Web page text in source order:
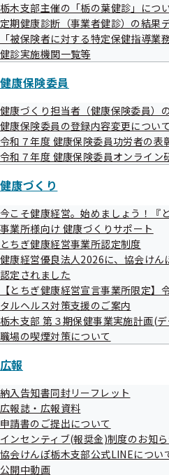
栃木支部主催の「栃の葉健診」につ
定期健康診断（事業者健診）の結果
「被保険者に対する特定保健指導業
健診実施機関一覧等
健康保険委員
健康づくり担当者（健康保険委員）
健康保険委員の登録内容変更について
令和７年度 健康保険委員功労者の表
令和７年度 健康保険委員オンライン
健康づくり
今こそ健康経営。始めましょう！『
事業所様向け 健康づくりサポート
とちぎ健康経営事業所認定制度
健康経営優良法人2026に、協会け
認定されました
【とちぎ健康経営宣言事業所限定
タルヘルス対策支援のご案内
栃木支部 第３期保健事業実施計画(
職場の喫煙対策について
広報
納入告知書同封リーフレット
広報誌・広報資料
申請書のご提出について
インセンティブ(報奨金)制度のお知
協会けんぽ栃木支部公式LINEについ
公開中動画
事案
支部保健指導担当者が特定保健
際、継続支援業務は保健指導委
という。）で行う旨を説明しま
内パンフレット」の記載内容
号）に誤りがあったものです。
発生原因
委託機関において「案内パンフ
した送信元番号の確認が不十分
す。
判明日
令和07年09月01日
判明契機
委託機関からの報告により判明
対応
誤った「案内パンフレット」を
から訂正の連絡を行いました。
再発防止策